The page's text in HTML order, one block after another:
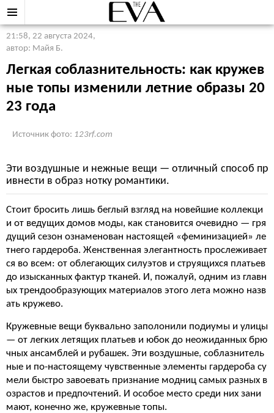
21:58, 22 августа 2024,
автор: Майя Б.
Легкая соблазнительность: как кружев
ные топы изменили летние образы 20
23 года
Источник фото: 123rf.com
Эти воздушные и нежные вещи — отличный способ пр
ивнести в образ нотку романтики.
Стоит бросить лишь беглый взгляд на новейшие коллекци
и от ведущих домов моды, как становится очевидно — гря
дущий сезон ознаменован настоящей «феминизацией» ле
тнего гардероба. Женственная элегантность прослеживает
ся во всем: от облегающих силуэтов и струящихся платьев
до изысканных фактур тканей. И, пожалуй, одним из главн
ых трендообразующих материалов этого лета можно назв
ать кружево.
Кружевные вещи буквально заполонили подиумы и улицы
— от легких летящих платьев и юбок до неожиданных брю
чных ансамблей и рубашек. Эти воздушные, соблазнитель
ные и по-настоящему чувственные элементы гардероба су
мели быстро завоевать признание модниц самых разных в
озрастов и предпочтений. И особое место среди них зани
мают, конечно же, кружевные топы.